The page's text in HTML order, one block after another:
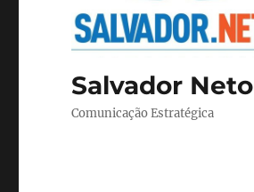
Salvador Neto
Comunicação Estratégica